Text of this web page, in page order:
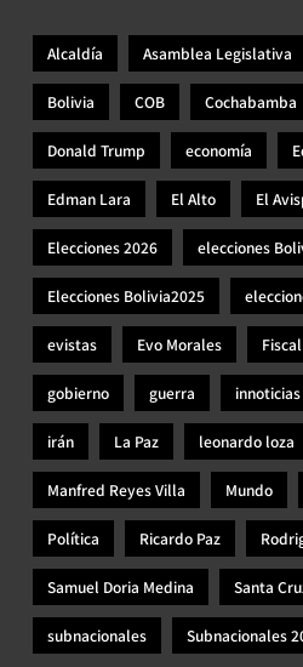
Alcaldía Asamblea Legislativa
Bolivia COB Cochabamba
Donald Trump economía
Edman Lara El Alto El
Elecciones 2026 elecciones
Elecciones Bolivia2025
evistas Evo Morales
gobierno guerra innoticias
irán La Paz leonardo loza
Manfred Reyes Villa Mundo
Política Ricardo Paz
Samuel Doria Medina Santa
subnacionales Subnacionales